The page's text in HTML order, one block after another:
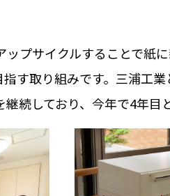
ップサイクルすることで紙
す取り組みです。三浦工
続しており、今年で4年目